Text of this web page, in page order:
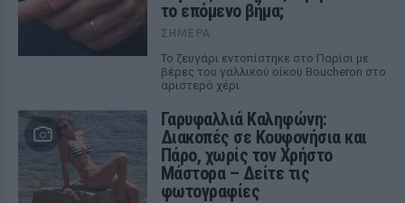
το επόμενο βήμα;
ΣΉΜΕΡΑ
Το ζευγάρι εντοπίστηκε στο Παρίσι με
βέρες του γαλλικού οίκου Boucheron στο
αριστερό χέρι
Γαρυφαλλιά Καληφώνη:
Διακοπές σε Κουφονήσια και
Πάρο, χωρίς τον Χρήστο
Μάστορα – Δείτε τις
φωτογραφίες